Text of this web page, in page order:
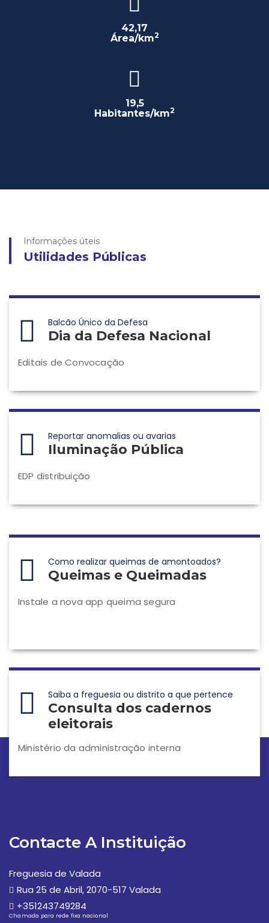
42,17
Área/km2
19,5
Habitantes/km2
Informações úteis
Utilidades Públicas
Balcão Único da Defesa
Dia da Defesa Nacional
Editais de Convocação
Reportar anomalias ou avarias
Iluminação Pública
EDP distribuição
Como realizar queimas de amontoados?
Queimas e Queimadas
Instale a nova app queima segura
Saiba a freguesia ou distrito a que pertence
Consulta dos cadernos
eleitorais
Ministério da administração interna
Contacte A Instituição
Freguesia de Valada
Rua 25 de Abril, 2070-517 Valada
+351243749284
Chamada para rede fixa nacional